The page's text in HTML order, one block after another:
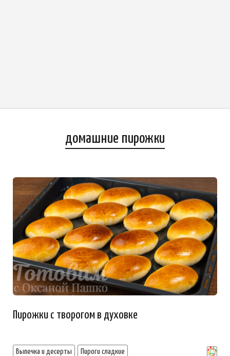
домашние пирожки
Пирожки с творогом в духовке
Выпечка и десерты Пироги сладкие